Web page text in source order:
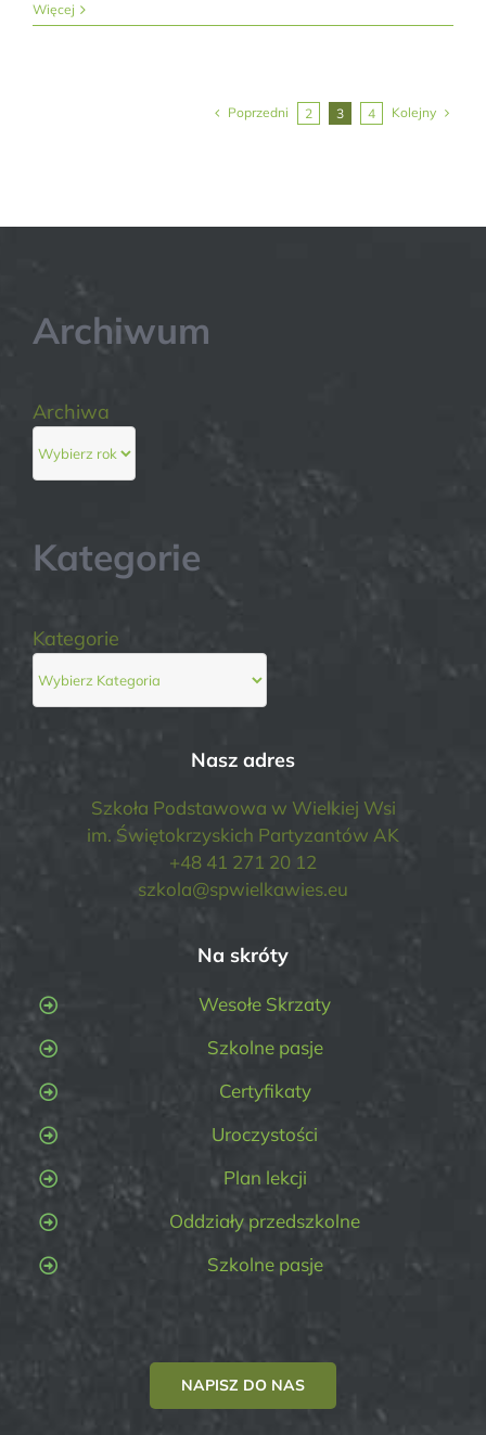
Więcej
Poprzedni 2 3 4 Kolejny
Archiwum
Archiwa
Kategorie
Kategorie
Nasz adres
Szkoła Podstawowa w Wielkiej Wsi
im. Świętokrzyskich Partyzantów AK
+48 41 271 20 12
szkola@spwielkawies.eu
Na skróty
Wesołe Skrzaty
Szkolne pasje
Certyfikaty
Uroczystości
Plan lekcji
Oddziały przedszkolne
Szkolne pasje
NAPISZ DO NAS